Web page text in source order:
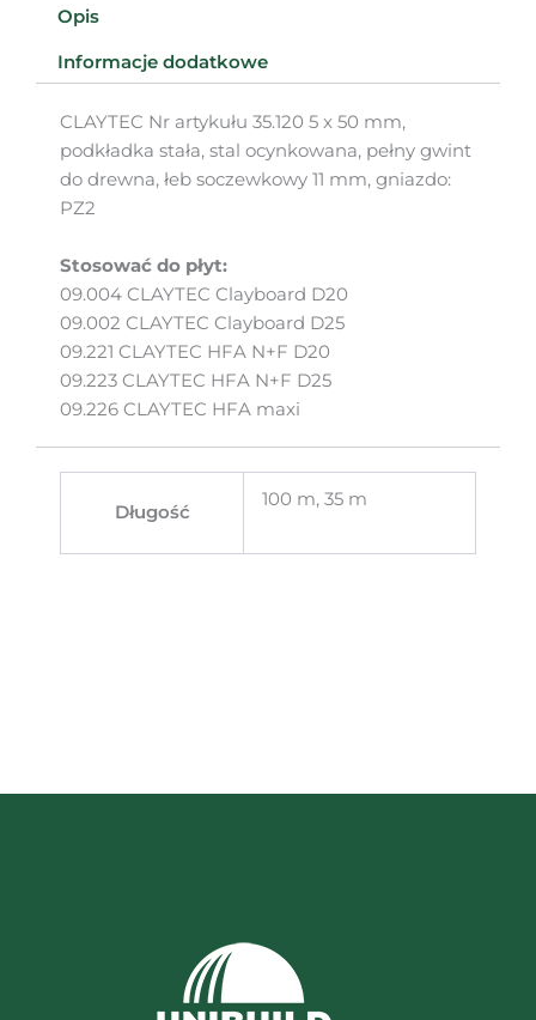
Opis
Informacje dodatkowe
CLAYTEC Nr artykułu 35.120 5 x 50 mm,
podkładka stała, stal ocynkowana, pełny gwint
do drewna, łeb soczewkowy 11 mm, gniazdo:
PZ2
Stosować do płyt:
09.004 CLAYTEC Clayboard D20
09.002 CLAYTEC Clayboard D25
09.221 CLAYTEC HFA N+F D20
09.223 CLAYTEC HFA N+F D25
09.226 CLAYTEC HFA maxi
Długość
100 m, 35 m